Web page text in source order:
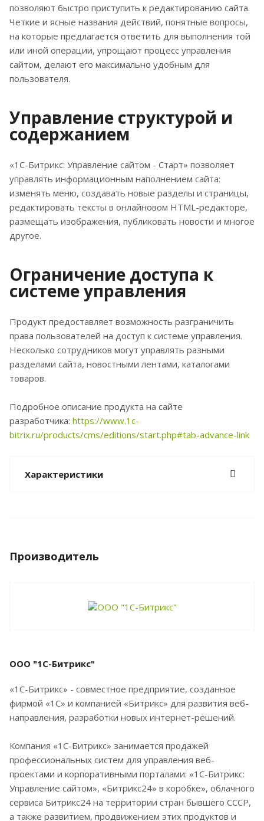
позволяют быстро приступить к редактированию сайта.
Четкие и ясные названия действий, понятные вопросы,
на которые предлагается ответить для выполнения той
или иной операции, упрощают процесс управления
сайтом, делают его максимально удобным для
пользователя.
Управление структурой и
содержанием
«1C-Битрикс: Управление сайтом - Старт» позволяет
управлять информационным наполнением сайта:
изменять меню, создавать новые разделы и страницы,
редактировать тексты в онлайновом HTML-редакторе,
размещать изображения, публиковать новости и многое
другое.
Ограничение доступа к
системе управления
Продукт предоставляет возможность разграничить
права пользователей на доступ к системе управления.
Несколько сотрудников могут управлять разными
разделами сайта, новостными лентами, каталогами
товаров.
Подробное описание продукта на сайте
разработчика: https://www.1c-
bitrix.ru/products/cms/editions/start.php#tab-advance-link
Характеристики
Производитель
ООО "1C-Битрикс"
«1С-Битрикс» - совместное предприятие, созданное
фирмой «1С» и компанией «Битрикс» для развития веб-
направления, разработки новых интернет-решений.
Компания «1С-Битрикс» занимается продажей
профессиональных систем для управления веб-
проектами и корпоративными порталами: «1С-Битрикс:
Управление сайтом», «Битрикс24» в коробке», облачного
сервиса Битрикс24 на территории стран бывшего СССР,
а также развитием, продвижением этих продуктов и